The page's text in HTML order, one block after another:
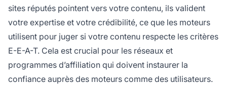
sites réputés pointent vers votre contenu, ils valident
votre expertise et votre crédibilité, ce que les moteurs
utilisent pour juger si votre contenu respecte les critères
E-E-A-T. Cela est crucial pour les réseaux et
programmes d’affiliation qui doivent instaurer la
confiance auprès des moteurs comme des utilisateurs.